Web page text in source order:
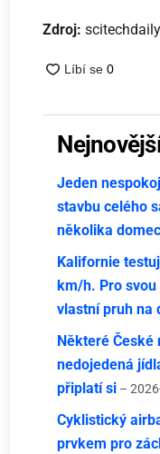
Zdroj:
Jeden
stavbu celého
několika
Kalifornie
km/h. Pro
vlastní pruh na
Některé
nedojedená
připlatí si –
Cyklistický
prvkem pro